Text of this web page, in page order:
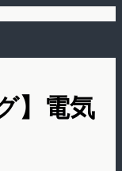
】電気